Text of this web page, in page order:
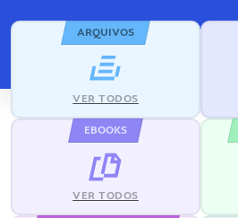
ARQUIVOS
VER TODOS
EBOOKS
VER TODOS